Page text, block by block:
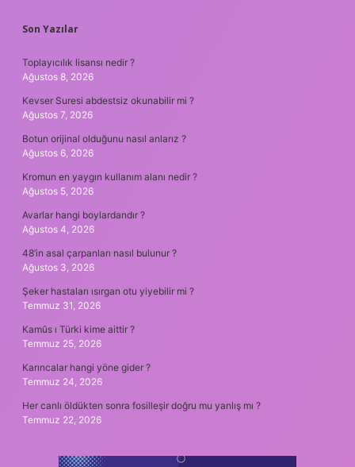
SIDEBAR
Son Yazılar
Toplayıcılık lisansı nedir ?
Ağustos 8, 2026
Kevser Suresi abdestsiz okunabilir mi ?
Ağustos 7, 2026
Botun orijinal olduğunu nasıl anlarız ?
Ağustos 6, 2026
Kromun en yaygın kullanım alanı nedir ?
Ağustos 5, 2026
Avarlar hangi boylardandır ?
Ağustos 4, 2026
48’in asal çarpanları nasıl bulunur ?
Ağustos 3, 2026
Şeker hastaları ısırgan otu yiyebilir mi ?
Temmuz 31, 2026
Kamûs ı Türki kime aittir ?
Temmuz 25, 2026
Karıncalar hangi yöne gider ?
Temmuz 24, 2026
Her canlı öldükten sonra fosilleşir doğru mu yanlış mı ?
Temmuz 22, 2026